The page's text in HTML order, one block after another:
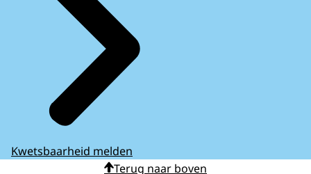
Kwetsbaarheid melden
Terug naar boven